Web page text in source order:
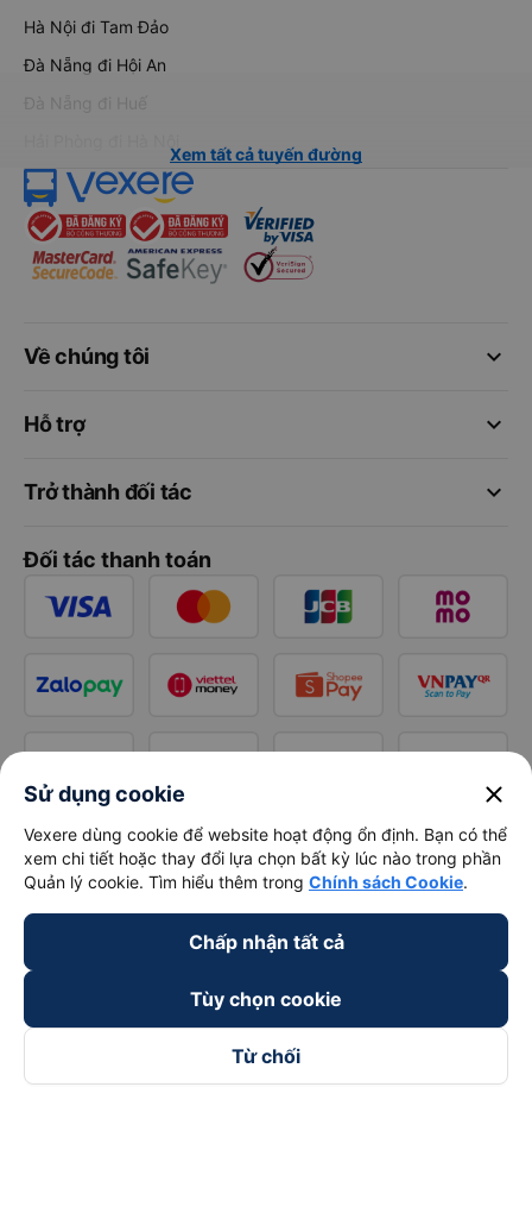
Hà Nội đi Tam Đảo
Đà Nẵng đi Hội An
Đà Nẵng đi Huế
Xem tất cả tuyến đường
keyboard_arrow_down
Về chúng tôi
keyboard_arrow_down
Hỗ trợ
keyboard_arrow_down
Trở thành đối tác
Đối tác thanh toán
Sử dụng cookie close
Vexere dùng cookie để website hoạt động ổn định. Bạn có thể
xem chi tiết hoặc thay đổi lựa chọn bất kỳ lúc nào trong phần
Quản lý cookie. Tìm hiểu thêm trong Chính sách Cookie.
Chấp nhận tất cả
Tùy chọn cookie
Từ chối